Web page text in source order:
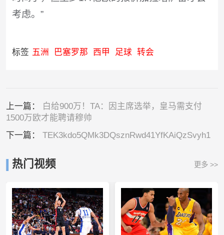
考虑。”
标签 五洲 巴塞罗那 西甲 足球 转会
上一篇：
白给900万！TA：因主席选举，皇马需支付
1500万欧才能聘请穆帅
下一篇： TEK3kdo5QMk3DQsznRwd41YfKAiQzSvyh1
热门视频 更多 >>